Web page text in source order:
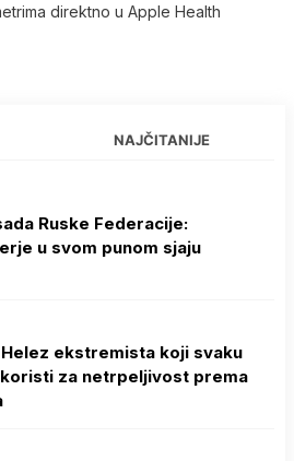
direktno u Apple Health
NAJČITANIJE
Ruske Federacije:
u svom punom sjaju
ekstremista koji svaku
za netrpeljivost prema